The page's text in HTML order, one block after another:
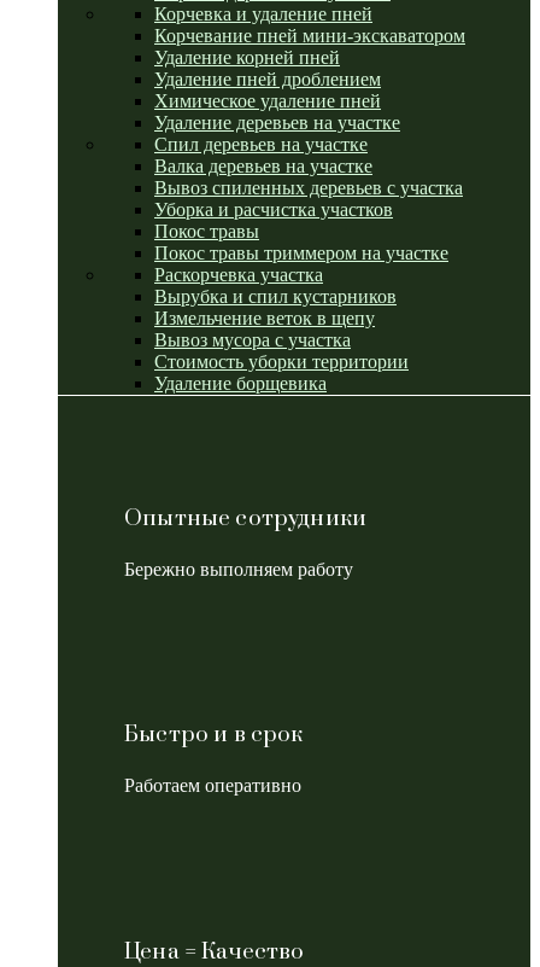
Корчевка и удаление пней
Корчевание пней мини-экскаватором
Удаление корней пней
Удаление пней дроблением
Химическое удаление пней
Удаление деревьев на участке
Спил деревьев на участке
Валка деревьев на участке
Вывоз спиленных деревьев с участка
Уборка и расчистка участков
Покос травы
Покос травы триммером на участке
Раскорчевка участка
Вырубка и спил кустарников
Измельчение веток в щепу
Вывоз мусора с участка
Стоимость уборки территории
Удаление борщевика
Опытные сотрудники
Бережно выполняем работу
Быстро и в срок
Работаем оперативно
Цена = Качество